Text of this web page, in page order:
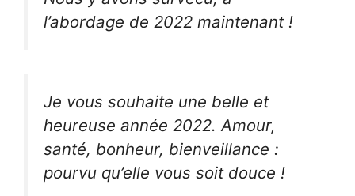
l’abordage de 2022 maintenant !
Je vous souhaite une belle et
heureuse année 2022. Amour,
santé, bonheur, bienveillance :
pourvu qu’elle vous soit douce !